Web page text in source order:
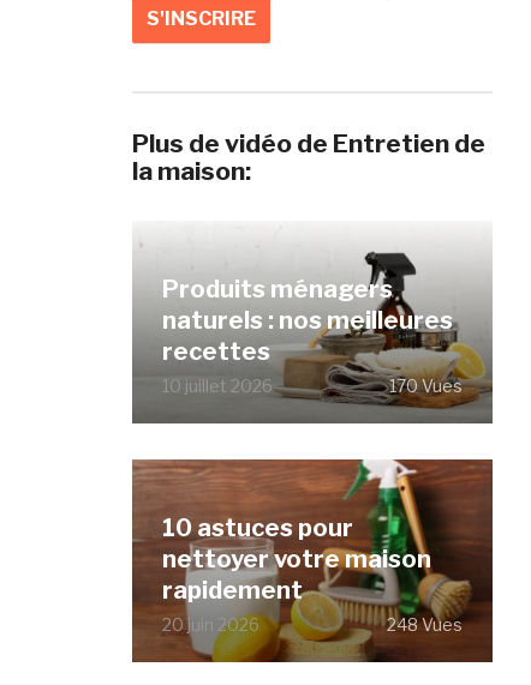
Plus de vidéo de Entretien de
la maison:
Produits ménagers
naturels : nos meilleures
recettes
10 juillet 2026 170 Vues
10 astuces pour
nettoyer votre maison
rapidement
20 juin 2026 248 Vues